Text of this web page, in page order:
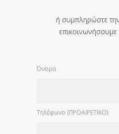
ή συμπληρώστε
επικοινωνήσουμε
Όνομα
Τηλέφωνο (ΠΡΟΑΙΡΕΤΙΚΟ)